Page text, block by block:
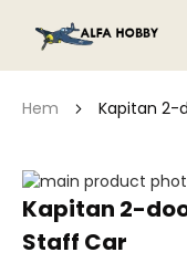
Hem Kapitan 2-
Kapitan 2-
Staff Car
Hoppa
till
slutet
av
Hoppa
början